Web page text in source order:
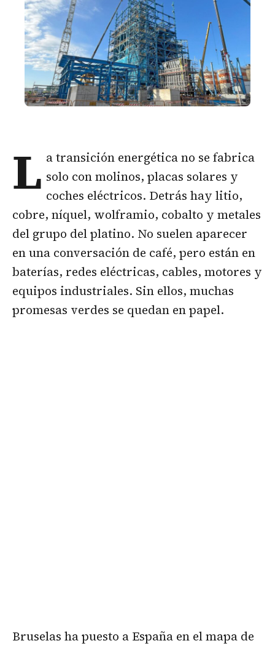
L a transición energética no se fabrica
solo con molinos, placas solares y
coches eléctricos. Detrás hay litio,
cobre, níquel, wolframio, cobalto y metales
del grupo del platino. No suelen aparecer
en una conversación de café, pero están en
baterías, redes eléctricas, cables, motores y
equipos industriales. Sin ellos, muchas
promesas verdes se quedan en papel.
Bruselas ha puesto a España en el mapa de